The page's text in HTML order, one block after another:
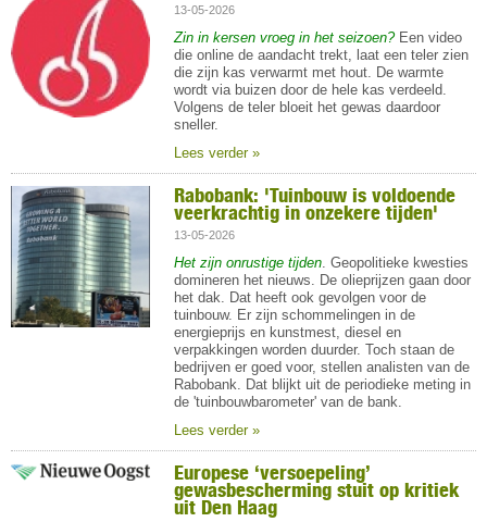
13-05-2026
Zin in kersen vroeg in het seizoen?Een video
die online de aandacht trekt, laat een teler zien
die zijn kas verwarmt met hout. De warmte
wordt via buizen door de hele kas verdeeld.
Volgens de teler bloeit het gewas daardoor
sneller.
Lees verder »
Rabobank: 'Tuinbouw is voldoende
veerkrachtig in onzekere tijden'
13-05-2026
Het zijn onrustige tijden. Geopolitieke kwesties
domineren het nieuws. De olieprijzen gaan door
het dak. Dat heeft ook gevolgen voor de
tuinbouw. Er zijn schommelingen in de
energieprijs en kunstmest, diesel en
verpakkingen worden duurder. Toch staan de
bedrijven er goed voor, stellen analisten van de
Rabobank. Dat blijkt uit de periodieke meting in
de 'tuinbouwbarometer' van de bank.
Lees verder »
Europese ‘versoepeling’
gewasbescherming stuit op kritiek
uit Den Haag